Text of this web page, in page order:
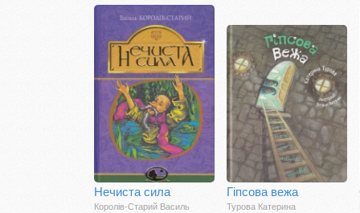
Нечиста сила
Королів-Старий Василь
Гіпсова вежа
Турова Катерина